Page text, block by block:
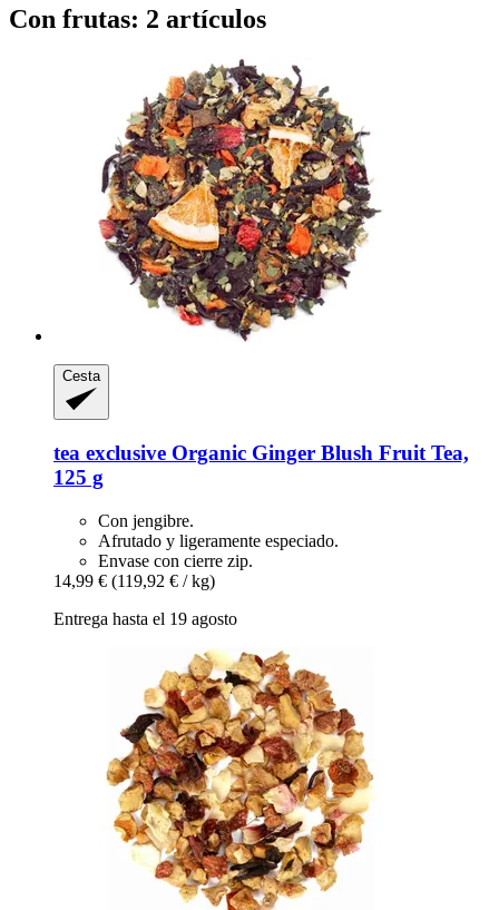
Con frutas: 2 artículos
Cesta
tea exclusive Organic Ginger Blush Fruit Tea,
125 g
Con jengibre.
Afrutado y ligeramente especiado.
Envase con cierre zip.
14,99 € (119,92 € / kg)
Entrega hasta el 19 agosto